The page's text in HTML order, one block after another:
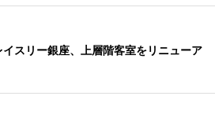
スリー銀座、上層階客室をリニューア